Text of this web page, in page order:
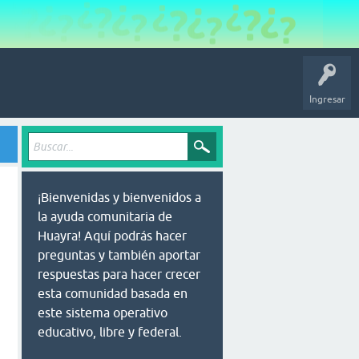
Ingresar
¡Bienvenidas y bienvenidos a
la ayuda comunitaria de
Huayra! Aquí podrás hacer
preguntas y también aportar
respuestas para hacer crecer
esta comunidad basada en
este sistema operativo
educativo, libre y federal.